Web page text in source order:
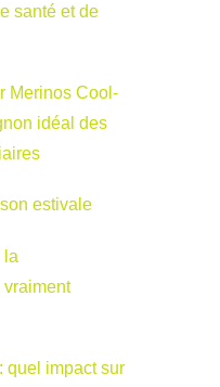
santé et de
Merinos Cool-
idéal des
estivale
la
quel impact sur